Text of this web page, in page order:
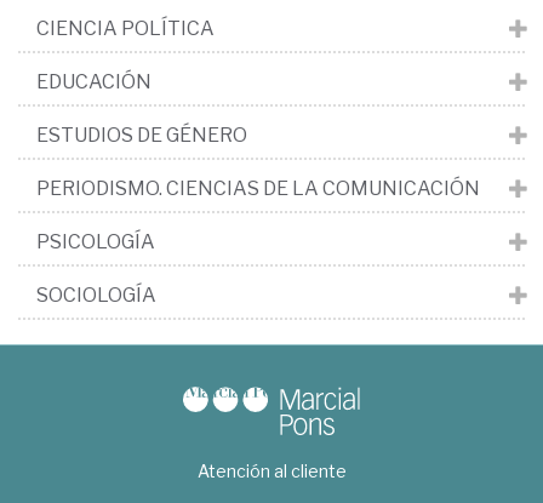
CIENCIA POLÍTICA
EDUCACIÓN
ESTUDIOS DE GÉNERO
PERIODISMO. CIENCIAS DE LA COMUNICACIÓN
PSICOLOGÍA
SOCIOLOGÍA
Atención al cliente